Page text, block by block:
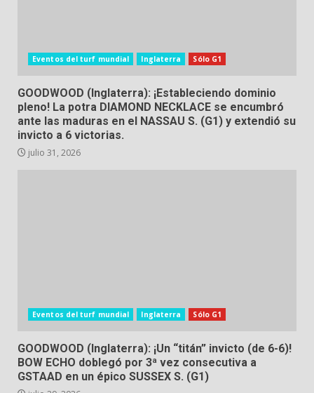
Eventos del turf mundial Inglaterra Sólo G1
GOODWOOD (Inglaterra): ¡Estableciendo dominio
pleno! La potra DIAMOND NECKLACE se encumbró
ante las maduras en el NASSAU S. (G1) y extendió su
invicto a 6 victorias.
julio 31, 2026
Eventos del turf mundial Inglaterra Sólo G1
GOODWOOD (Inglaterra): ¡Un “titán” invicto (de 6-6)!
BOW ECHO doblegó por 3ª vez consecutiva a
GSTAAD en un épico SUSSEX S. (G1)